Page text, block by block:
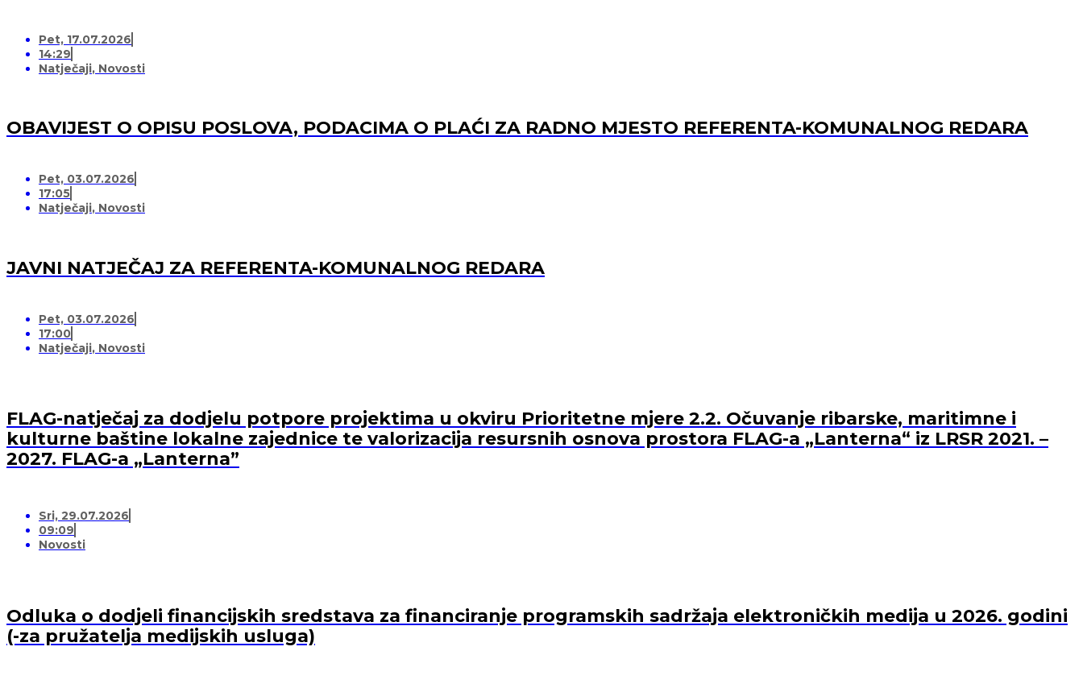
Pet, 17.07.2026
14:29
Natječaji, Novosti
OBAVIJEST O OPISU POSLOVA, PODACIMA O PLAĆI ZA RADNO MJESTO REFERENTA-KOMUNALNOG REDARA
Pet, 03.07.2026
17:05
Natječaji, Novosti
JAVNI NATJEČAJ ZA REFERENTA-KOMUNALNOG REDARA
Pet, 03.07.2026
17:00
Natječaji, Novosti
FLAG-natječaj za dodjelu potpore projektima u okviru Prioritetne mjere 2.2. Očuvanje ribarske, maritimne i
kulturne baštine lokalne zajednice te valorizacija resursnih osnova prostora FLAG-a „Lanterna“ iz LRSR 2021. –
2027. FLAG-a „Lanterna”
Sri, 29.07.2026
09:09
Novosti
Odluka o dodjeli financijskih sredstava za financiranje programskih sadržaja elektroničkih medija u 2026. godini
(-za pružatelja medijskih usluga)